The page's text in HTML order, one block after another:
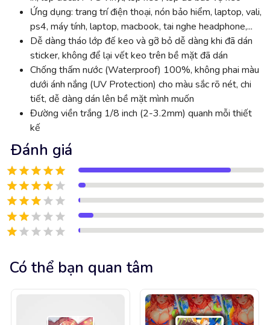
Ứng dụng: trang trí điện thoại, nón bảo hiểm, laptop, vali,
ps4, máy tính, laptop, macbook, tai nghe headphone,...
Dễ dàng tháo lớp đế keo và gỡ bỏ dễ dàng khi đã dán
sticker, không để lại vết keo trên bề mặt đã dán
Chống thấm nước (Waterproof) 100%, không phai màu
dưới ánh nắng (UV Protection) cho màu sắc rõ nét, chi
tiết, dễ dàng dán lên bề mặt mình muốn
Đường viền trắng 1/8 inch (2-3.2mm) quanh mỗi thiết
kế
Đánh giá
Có thể bạn quan tâm